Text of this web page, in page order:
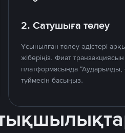
2. Сатушыға төлеу
Ұсынылған төлеу әдістері
жіберіңіз. Фиат
платформасында “Аударылды,
түймесін басыңыз.